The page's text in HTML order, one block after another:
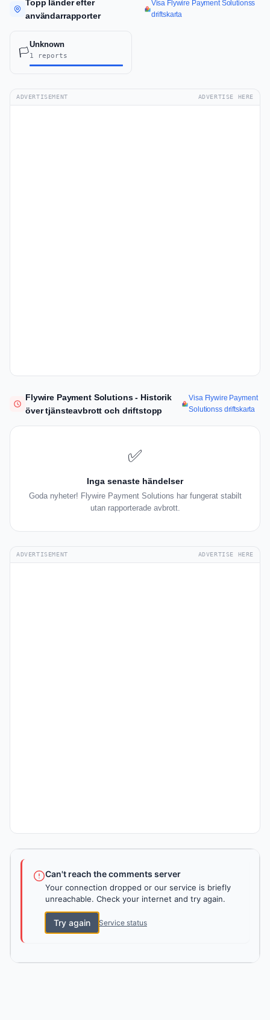
Topp länder efter
användarrapporter
Visa Flywire Payment Solutionss
driftskarta
🏳️
Unknown
1 reports
ADVERTISEMENT ADVERTISE HERE
Flywire Payment Solutions - Historik
över tjänsteavbrott och driftstopp
Visa Flywire Payment
Solutionss driftskarta
✅
Inga senaste händelser
Goda nyheter! Flywire Payment Solutions har fungerat stabilt
utan rapporterade avbrott.
ADVERTISEMENT ADVERTISE HERE
Can't reach the comments server
Your connection dropped or our service is briefly
unreachable. Check your internet and try again.
Try again Service status